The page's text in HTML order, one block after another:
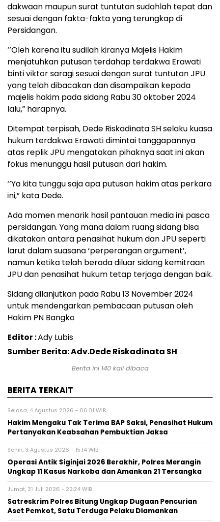
dakwaan maupun surat tuntutan sudahlah tepat dan
sesuai dengan fakta-fakta yang terungkap di
Persidangan.
‘’Oleh karena itu sudilah kiranya Majelis Hakim
menjatuhkan putusan terdahap terdakwa Erawati
binti viktor saragi sesuai dengan surat tuntutan JPU
yang telah dibacakan dan disampaikan kepada
majelis hakim pada sidang Rabu 30 oktober 2024
lalu,” harapnya.
Ditempat terpisah, Dede Riskadinata SH selaku kuasa
hukum terdakwa Erawati dimintai tanggapannya
atas replik JPU mengatakan pihaknya saat ini akan
fokus menunggu hasil putusan dari hakim.
‘’Ya kita tunggu saja apa putusan hakim atas perkara
ini,” kata Dede.
Ada momen menarik hasil pantauan media ini pasca
persidangan. Yang mana dalam ruang sidang bisa
dikatakan antara penasihat hukum dan JPU seperti
larut dalam suasana ‘perperangan argument’,
namun ketika telah berada diluar sidang kemitraan
JPU dan penasihat hukum tetap terjaga dengan baik.
Sidang dilanjutkan pada Rabu 13 November 2024
untuk mendengarkan pembacaan putusan oleh
Hakim PN Bangko
Editor :Ady Lubis
Sumber Berita: Adv.Dede Riskadinata SH
Berita ini 140kali dibaca
BERITA TERKAIT
Selasa, 4 Agustus 2026 - 06:01 WIB
Hakim Mengaku Tak Terima BAP Saksi, Penasihat Hukum
Pertanyakan Keabsahan Pembuktian Jaksa
Senin, 3 Agustus 2026 - 15:14 WIB
Operasi Antik Siginjai 2026 Berakhir, Polres Merangin
Ungkap 11 Kasus Narkoba dan Amankan 21 Tersangka
Jumat, 31 Juli 2026 - 22:24 WIB
Satreskrim Polres Bitung Ungkap Dugaan Pencurian
Aset Pemkot, Satu Terduga Pelaku Diamankan